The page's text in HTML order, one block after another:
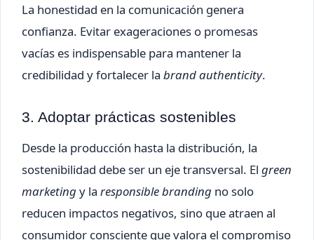
La honestidad en la comunicación genera
confianza. Evitar exageraciones o promesas
vacías es indispensable para mantener la
credibilidad y fortalecer la brand authenticity.
3. Adoptar prácticas sostenibles
Desde la producción hasta la distribución, la
sostenibilidad debe ser un eje transversal. El green
marketingy la responsible branding no solo
reducen impactos negativos, sino que atraen al
consumidor consciente que valora el compromiso